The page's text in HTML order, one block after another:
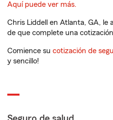
Aquí puede ver más.
Chris Liddell en Atlanta, GA, le
de que complete una
Comience su cotización de
y sencillo!